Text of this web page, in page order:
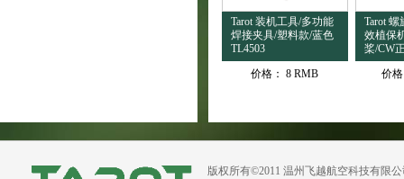
Tarot 装机工具/多功能
焊接夹具/塑料款/蓝色
TL4503
价格： 8 RMB
Tarot 螺
效植保
桨/CW
价
版权所有©2011 温州飞越航空科技有限